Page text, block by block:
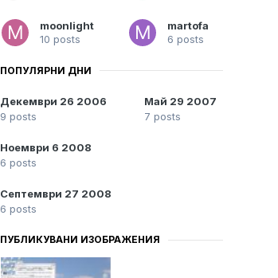
moonlight
10 posts
martofa
6 posts
ПОПУЛЯРНИ ДНИ
Декември 26 2006
9 posts
Май 29 2007
7 posts
Ноември 6 2008
6 posts
Септември 27 2008
6 posts
ПУБЛИКУВАНИ ИЗОБРАЖЕНИЯ